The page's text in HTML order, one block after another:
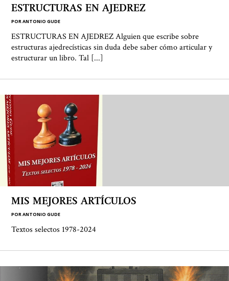
ESTRUCTURAS EN AJEDREZ
PORANTONIO GUDE
ESTRUCTURAS EN AJEDREZ Alguien que escribe sobre
estructuras ajedrecísticas sin duda debe saber cómo articular y
estructurar un libro. Tal [...]
MIS MEJORES ARTÍCULOS
PORANTONIO GUDE
Textos selectos 1978-2024